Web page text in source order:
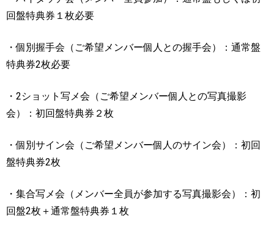
回盤特典券１枚必要
・個別握手会（ご希望メンバー個人との握手会）：通常盤
特典券2枚必要
・ 2ショット写メ会（ご希望メンバー個人との写真撮影
会）：初回盤特典券２枚
・個別サイン会（ご希望メンバー個人のサイン会）：初回
盤特典券2枚
・集合写メ会（メンバー全員が参加する写真撮影会）：初
回盤2枚＋通常盤特典券１枚